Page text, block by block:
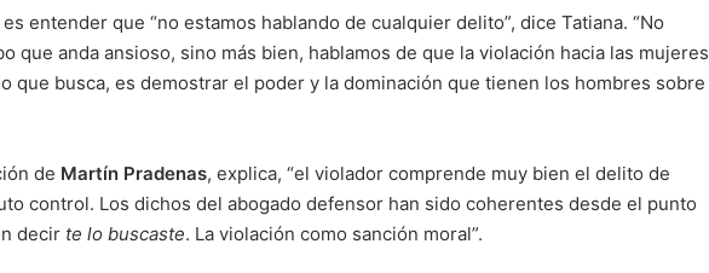
entender que “no estamos hablando de cualquier delito”, dice Tatiana. “No
que anda ansioso, sino más bien, hablamos de que la violación hacia las mujeres
que busca, es demostrar el poder y la dominación que tienen los hombres sobre
de Martín Pradenas, explica, “el violador comprende muy bien el delito de
control. Los dichos del abogado defensor han sido coherentes desde el punto
decir te lo buscaste. La violación como sanción moral”.